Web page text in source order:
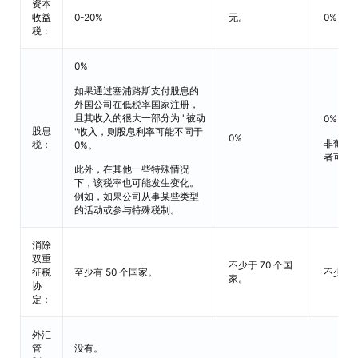
资本
收益
税：
0-20% 无。 0%
股息
税：
0%
如果通过塞浦路斯支付股息的
外国公司在低税率国家注册，
且其收入的很大一部分为 "被动
"收入，则股息利率可能不同于
0%。
此外，在其他一些特殊情况
下，该税率也可能发生变化。
例如，如果公司从事某些类型
的活动或参与特殊税制。
0%
0%
非葡萄
者可免
消除
双重
征税
协
定：
至少有 50 个国家。
不少于 70 个国
家。
不少于
外汇
管
没有。